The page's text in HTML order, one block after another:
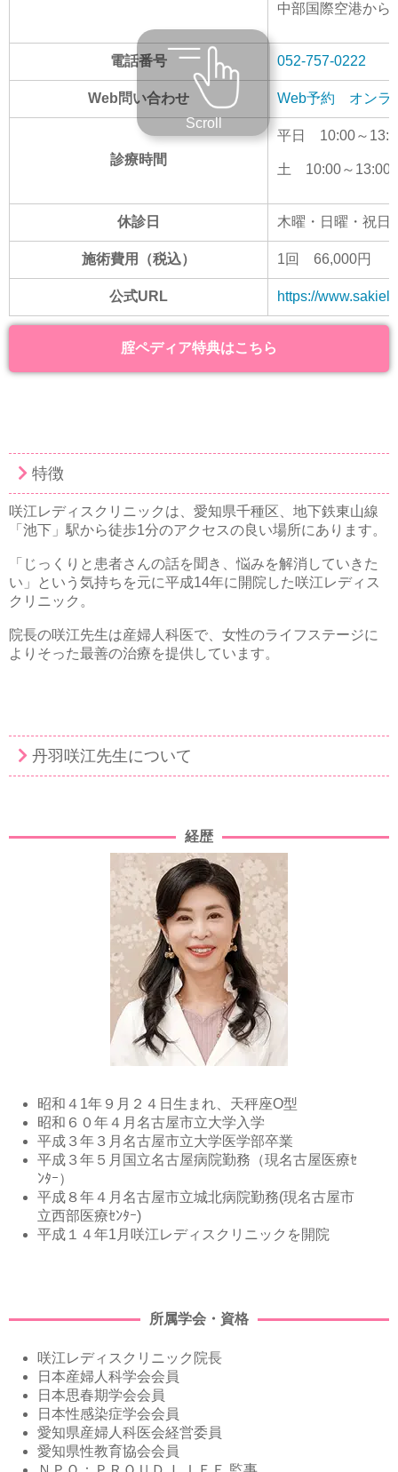
中部国際空港から
電話番号 052-757-0222
Web問い合わせ Web予約 オンラ
診療時間
平日 10:00～
土 10:00～13:00
休診日 木曜・日曜・祝日
施術費用（税込） 1回 66,000円
公式URL https://
Scroll
腟ペディア特典はこちら
特徴
咲江レディスクリニックは、愛知県千種区、地下鉄東山線
「池下」駅から徒歩1分のアクセスの良い場所にあります。
「じっくりと患者さんの話を聞き、悩みを解消していきた
い」という気持ちを元に平成14年に開院した咲江レディス
クリニック。
院長の咲江先生は産婦人科医で、女性のライフステージに
よりそった最善の治療を提供しています。
丹羽咲江先生について
経歴
昭和４1年９月２４日生まれ、天秤座O型
昭和６０年４月名古屋市立大学入学
平成３年３月名古屋市立大学医学部卒業
平成３年５月国立名古屋病院勤務（現名古屋医療ｾ
ﾝﾀｰ）
平成８年４月名古屋市立城北病院勤務(現名古屋市
立西部医療ｾﾝﾀｰ)
平成１４年1月咲江レディスクリニックを開院
所属学会・資格
咲江レディスクリニック院長
日本産婦人科学会会員
日本思春期学会会員
日本性感染症学会会員
愛知県産婦人科医会経営委員
愛知県性教育協会会員